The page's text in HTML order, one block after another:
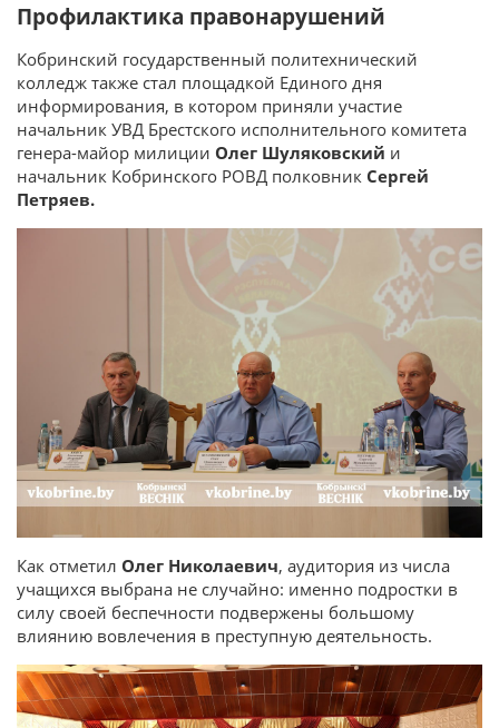
Профилактика правонарушений
Кобринский государственный политехнический
колледж также стал площадкой Единого дня
информирования, в котором приняли участие
начальник УВД Брестского исполнительного комитета
генера-майор милиции Олег Шуляковский и
начальник Кобринского РОВД полковник Сергей
Петряев.
Как отметил Олег Николаевич, аудитория из числа
учащихся выбрана не случайно: именно подростки в
силу своей беспечности подвержены большому
влиянию вовлечения в преступную деятельность.